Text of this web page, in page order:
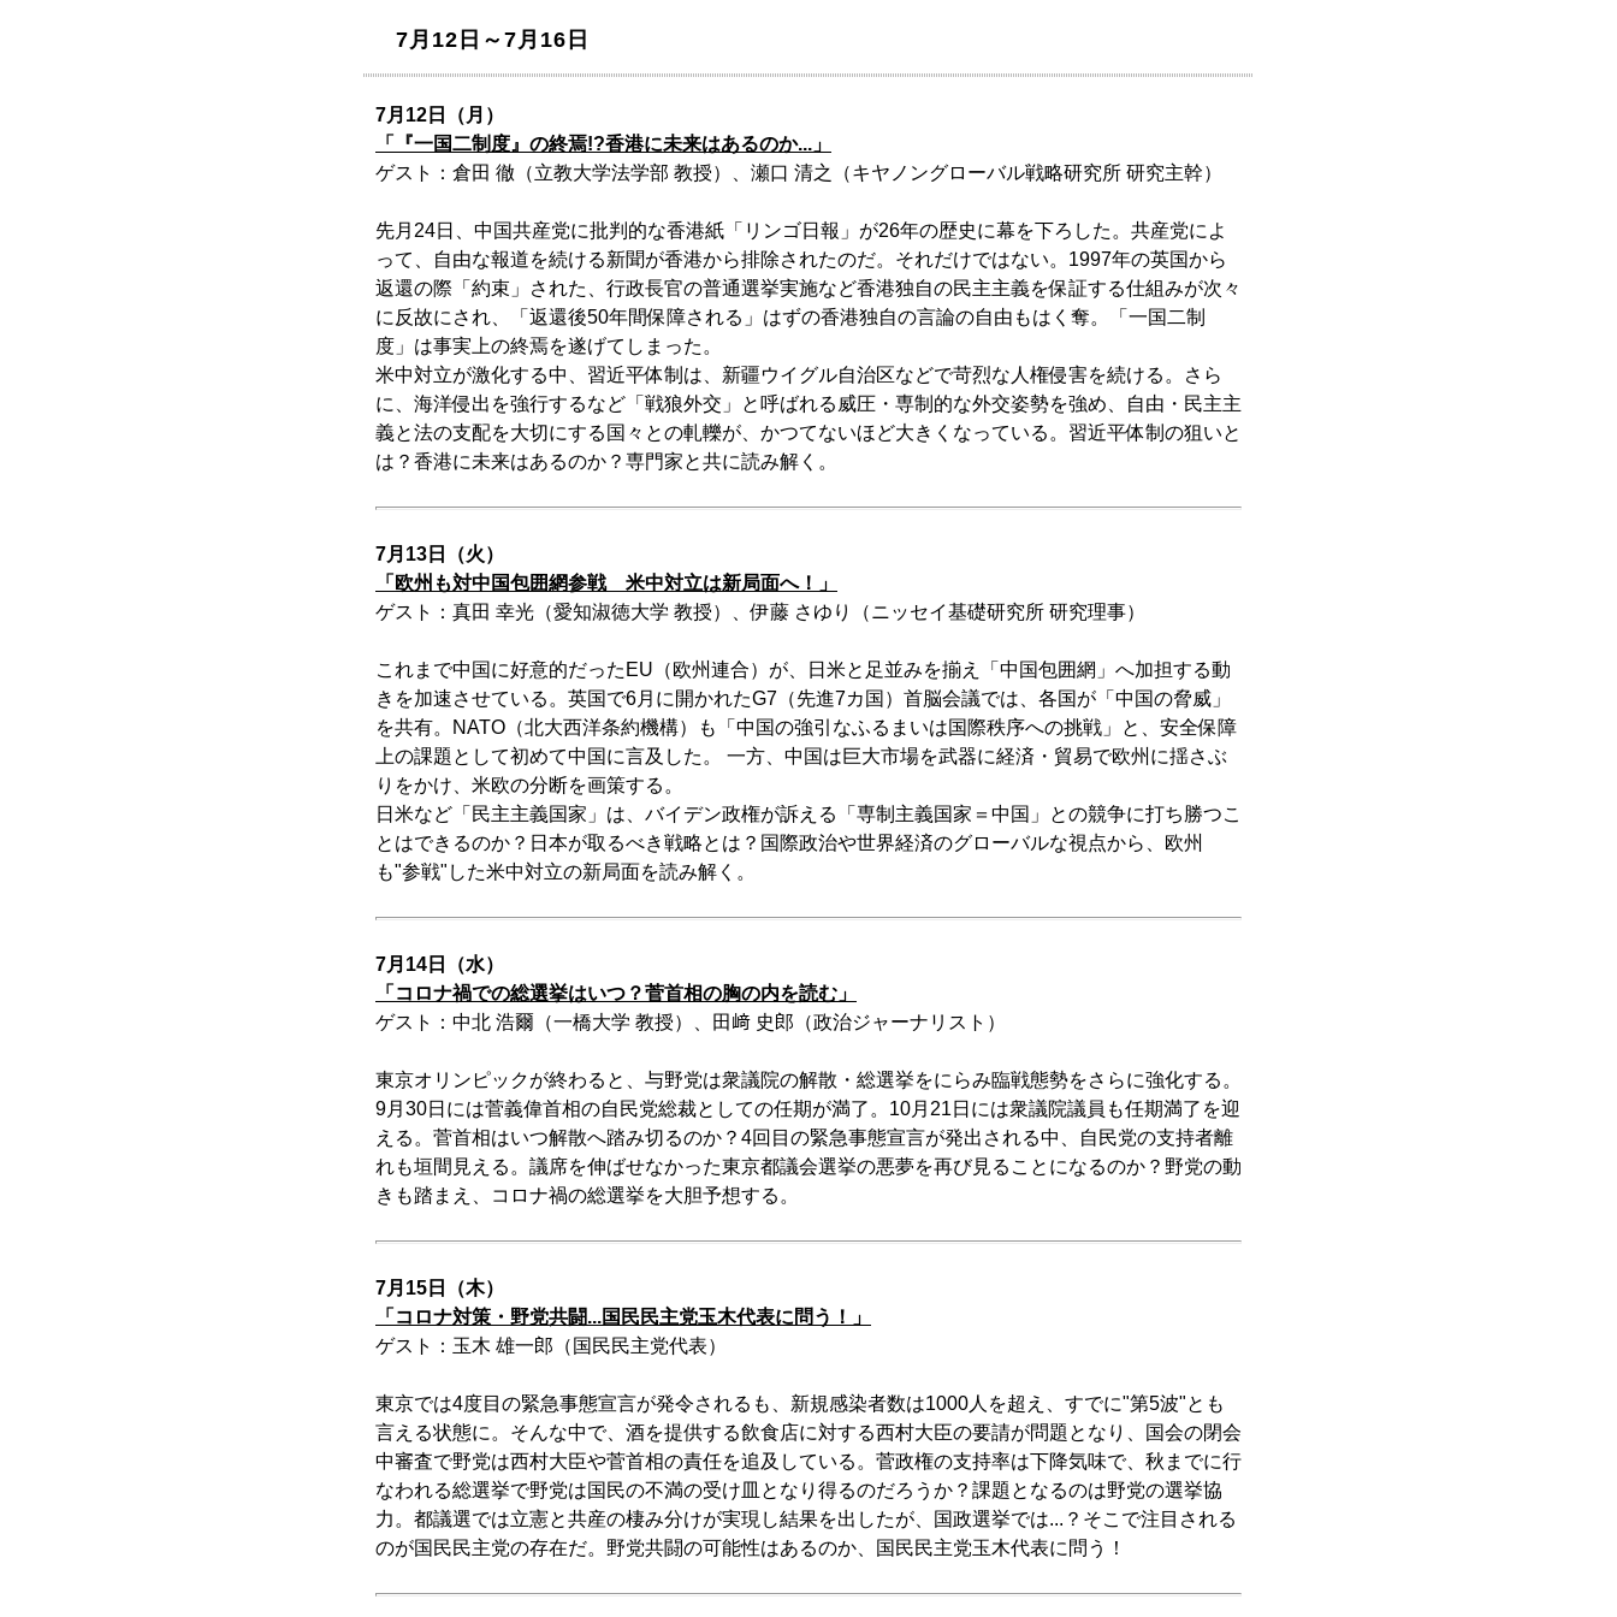
7月12日～7月16日
7月12日（月）
「『一国二制度』の終焉!?香港に未来はあるのか...」
ゲスト：倉田 徹（立教大学法学部 教授）、瀬口 清之（キヤノングローバル戦略研究所 研究主幹）
先月24日、中国共産党に批判的な香港紙「リンゴ日報」が26年の歴史に幕を下ろした。共産党によ
って、自由な報道を続ける新聞が香港から排除されたのだ。それだけではない。1997年の英国から
返還の際「約束」された、行政長官の普通選挙実施など香港独自の民主主義を保証する仕組みが次々
に反故にされ、「返還後50年間保障される」はずの香港独自の言論の自由もはく奪。「一国二制
度」は事実上の終焉を遂げてしまった。
米中対立が激化する中、習近平体制は、新疆ウイグル自治区などで苛烈な人権侵害を続ける。さら
に、海洋侵出を強行するなど「戦狼外交」と呼ばれる威圧・専制的な外交姿勢を強め、自由・民主主
義と法の支配を大切にする国々との軋轢が、かつてないほど大きくなっている。習近平体制の狙いと
は？香港に未来はあるのか？専門家と共に読み解く。
7月13日（火）
「欧州も対中国包囲網参戦 米中対立は新局面へ！」
ゲスト：真田 幸光（愛知淑徳大学 教授）、伊藤 さゆり（ニッセイ基礎研究所 研究理事）
これまで中国に好意的だったEU（欧州連合）が、日米と足並みを揃え「中国包囲網」へ加担する動
きを加速させている。英国で6月に開かれたG7（先進7カ国）首脳会議では、各国が「中国の脅威」
を共有。NATO（北大西洋条約機構）も「中国の強引なふるまいは国際秩序への挑戦」と、安全保障
上の課題として初めて中国に言及した。 一方、中国は巨大市場を武器に経済・貿易で欧州に揺さぶ
りをかけ、米欧の分断を画策する。
日米など「民主主義国家」は、バイデン政権が訴える「専制主義国家＝中国」との競争に打ち勝つこ
とはできるのか？日本が取るべき戦略とは？国際政治や世界経済のグローバルな視点から、欧州
も"参戦"した米中対立の新局面を読み解く。
7月14日（水）
「コロナ禍での総選挙はいつ？菅首相の胸の内を読む」
ゲスト：中北 浩爾（一橋大学 教授）、田﨑 史郎（政治ジャーナリスト）
東京オリンピックが終わると、与野党は衆議院の解散・総選挙をにらみ臨戦態勢をさらに強化する。
9月30日には菅義偉首相の自民党総裁としての任期が満了。10月21日には衆議院議員も任期満了を迎
える。菅首相はいつ解散へ踏み切るのか？4回目の緊急事態宣言が発出される中、自民党の支持者離
れも垣間見える。議席を伸ばせなかった東京都議会選挙の悪夢を再び見ることになるのか？野党の動
きも踏まえ、コロナ禍の総選挙を大胆予想する。
7月15日（木）
「コロナ対策・野党共闘...国民民主党玉木代表に問う！」
ゲスト：玉木 雄一郎（国民民主党代表）
東京では4度目の緊急事態宣言が発令されるも、新規感染者数は1000人を超え、すでに"第5波"とも
言える状態に。そんな中で、酒を提供する飲食店に対する西村大臣の要請が問題となり、国会の閉会
中審査で野党は西村大臣や菅首相の責任を追及している。菅政権の支持率は下降気味で、秋までに行
なわれる総選挙で野党は国民の不満の受け皿となり得るのだろうか？課題となるのは野党の選挙協
力。都議選では立憲と共産の棲み分けが実現し結果を出したが、国政選挙では...？そこで注目される
のが国民民主党の存在だ。野党共闘の可能性はあるのか、国民民主党玉木代表に問う！